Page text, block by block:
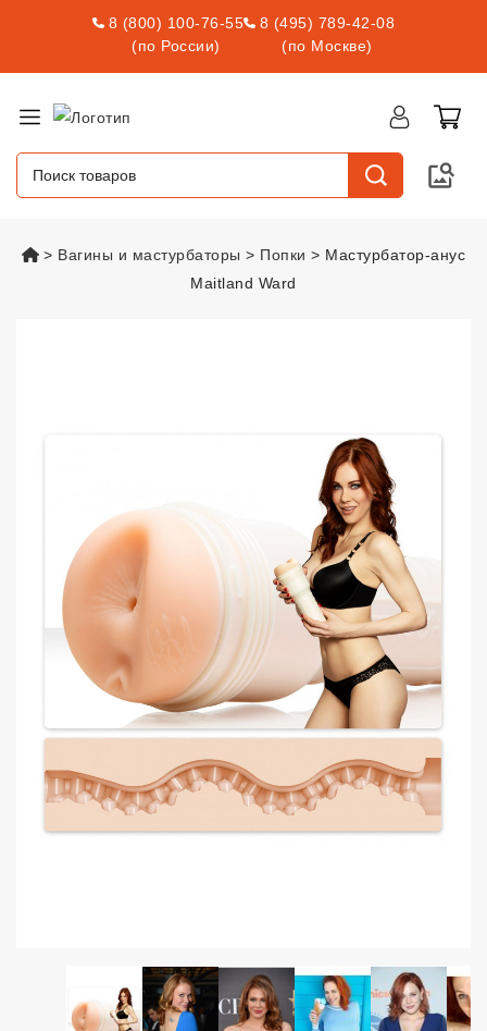
8 (800) 100-76-55
(по России)
8 (495) 789-42-08
(по Москве)
vsexshop.ru
Вагины и мастурбаторы Попки
Мастурбатор-анус
Maitland Ward